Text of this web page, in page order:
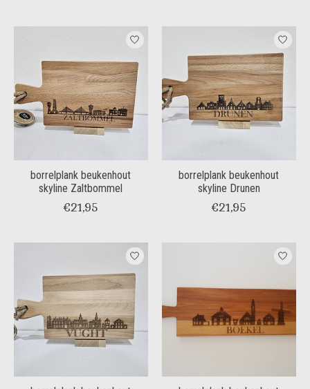
borrelplank beukenhout
skyline Zaltbommel
€21,95
borrelplank beukenhout
skyline Drunen
€21,95